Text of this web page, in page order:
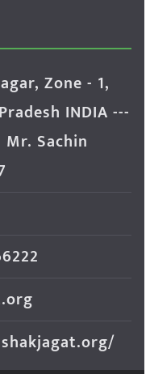
Zone - 1,
INDIA ---
Sachin